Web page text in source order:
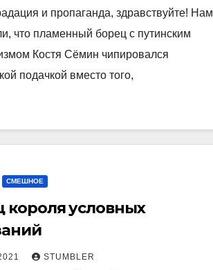
и пропаганда, здравствуйте! Нам
что пламенный борец с путинским
Костя Сёмин чипировался
подачкой вместо того,
СМЕШНОЕ
короля условных
STUMBLER